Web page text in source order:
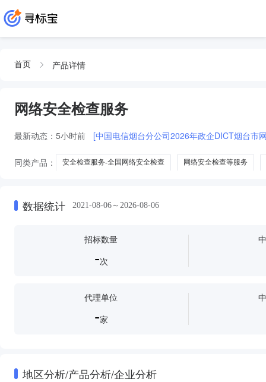
首页 产品详情
网络安全检查服务
最新动态： 5小时前 [中国电信烟台分公司2026年政企DICT烟台市
同类产品： 安全检查服务-全国网络安全检查 网络安全检查等服务
数据统计 2021-08-06～2026-08-06
招标数量
-次
代理单位
-家
地区分析/产品分析/企业分析